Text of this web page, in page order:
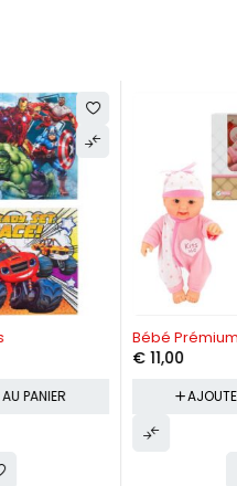
Bébé Prémium couché
AJOUTER AU PANIER